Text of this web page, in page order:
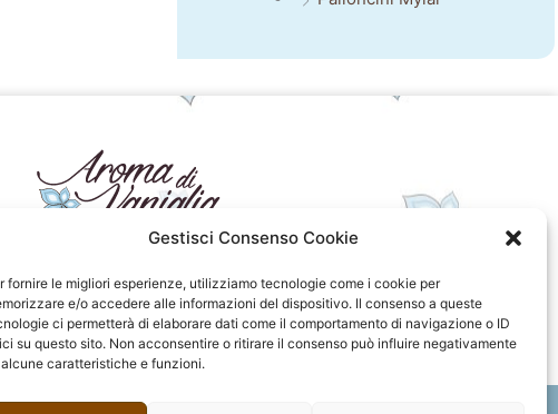
Gestisci Consenso Cookie
fornire le migliori esperienze, utilizziamo tecnologie come i cookie per
e/o accedere alle informazioni del dispositivo. Il consenso a queste
ci permetterà di elaborare dati come il comportamento di navigazione o ID
su questo sito. Non acconsentire o ritirare il consenso può influire negativamente
caratteristiche e funzioni.
F
a
c
e
I
n
s
t
P
i
n
t
F
l
i
c